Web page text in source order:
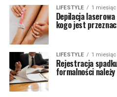
LIFESTYLE 1
Depilacja
kogo jest
LIFESTYLE 1
Rejestracja
formalności należy